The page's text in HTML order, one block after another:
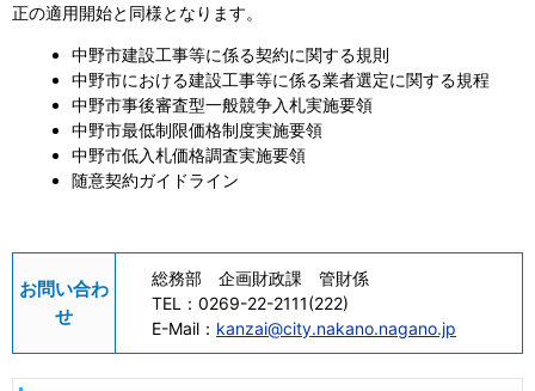
正の適用開始と同様となります。
中野市建設工事等に係る契約に関する規則
中野市における建設工事等に係る業者選定に関する規程
中野市事後審査型一般競争入札実施要領
中野市最低制限価格制度実施要領
中野市低入札価格調査実施要領
随意契約ガイドライン
お問い合わ
せ
総務部 企画財政課 管財係
TEL： 0269-22-2111(222)
E-Mail： kanzai@city.nakano.nagano.jp